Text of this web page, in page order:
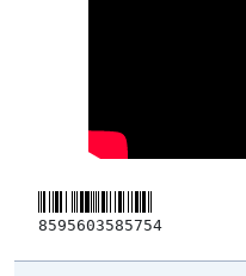
8595603585754